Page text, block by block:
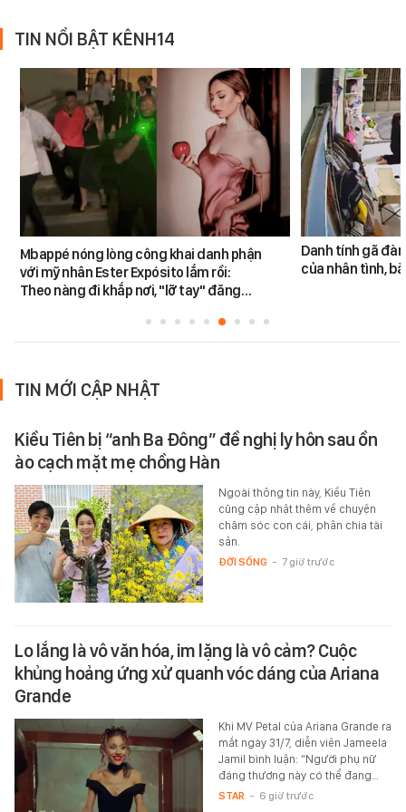
TIN NỔI BẬT KÊNH14
Mbappé nóng lòng công khai danh phận
với mỹ nhân Ester Expósito lắm rồi:
Theo nàng đi khắp nơi, "lỡ tay" đăng…
Danh tính gã
của nhân tình,
TIN MỚI CẬP NHẬT
Kiều Tiên bị “anh Ba Đông” đề nghị ly hôn sau ồn
ào cạch mặt mẹ chồng Hàn
Ngoài thông tin này, Kiều Tiên
cũng cập nhật thêm về chuyện
chăm sóc con cái, phân chia tài
sản.
ĐỜI SỐNG - 7 giờ trước
Lo lắng là vô văn hóa, im lặng là vô cảm? Cuộc
khủng hoảng ứng xử quanh vóc dáng của Ariana
Grande
Khi MV Petal của Ariana Grande ra
mắt ngày 31/7, diễn viên Jameela
Jamil bình luận: “Người phụ nữ
đáng thương này có thể đang…
STAR - 6 giờ trước